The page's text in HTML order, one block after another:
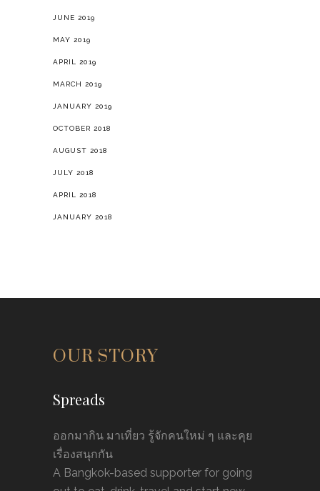
JUNE 2019
MAY 2019
APRIL 2019
MARCH 2019
JANUARY 2019
OCTOBER 2018
AUGUST 2018
JULY 2018
APRIL 2018
JANUARY 2018
OUR STORY
Spreads
ออกมากิน มาเที่ยว รู้จักคนใหม่ ๆ และคุย
เรื่องสนุกกัน
A Bangkok-based supporter for going